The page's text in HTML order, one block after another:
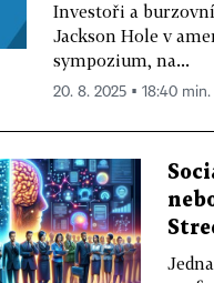
Investoři a
Jackson Hole v
sympozium, na...
20. 8. 2025 ▪ 18:40 min.